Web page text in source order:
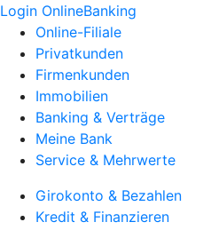
Login OnlineBanking
Online-Filiale
Privatkunden
Firmenkunden
Immobilien
Banking & Verträge
Meine Bank
Service & Mehrwerte
Girokonto & Bezahlen
Kredit & Finanzieren